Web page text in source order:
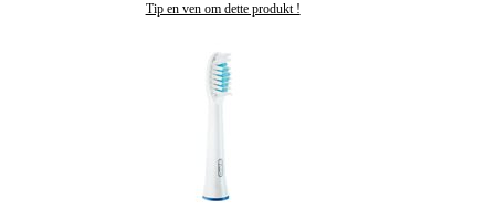
Tip en ven om dette produkt !